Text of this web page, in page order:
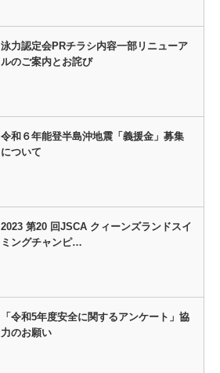
泳力認定会PRチラシ内容一部リニューア
ルのご案内とお詫び
令和６年能登半島沖地震「義援金」募集
について
2023 第20 回JSCA クィーンズランドスイ
ミングチャンピ…
「令和5年度安全に関するアンケート」協
力のお願い